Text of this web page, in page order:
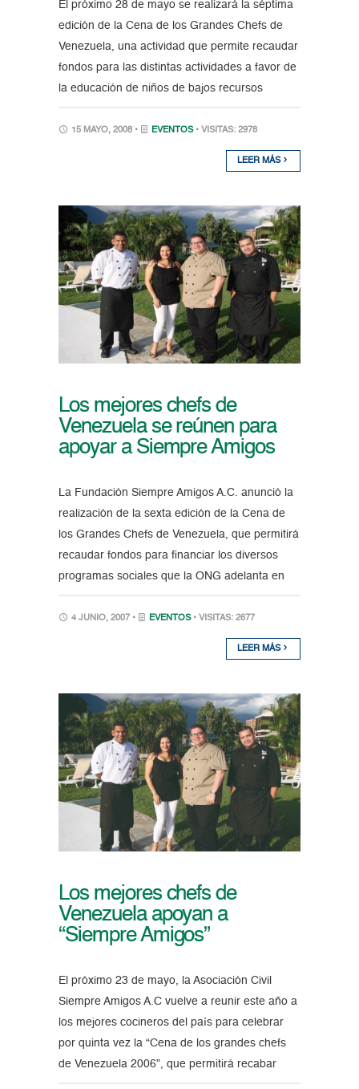
El próximo 28 de mayo se realizará la séptima
edición de la Cena de los Grandes Chefs de
Venezuela, una actividad que permite recaudar
fondos para las distintas actividades a favor de
la educación de niños de bajos recursos
15 MAYO, 2008 • EVENTOS • VISITAS: 2978
LEER MÁS
Los mejores chefs de
Venezuela se reúnen para
apoyar a Siempre Amigos
La Fundación Siempre Amigos A.C. anunció la
realización de la sexta edición de la Cena de
los Grandes Chefs de Venezuela, que permitirá
recaudar fondos para financiar los diversos
programas sociales que la ONG adelanta en
4 JUNIO, 2007 • EVENTOS • VISITAS: 2677
LEER MÁS
Los mejores chefs de
Venezuela apoyan a
“Siempre Amigos”
El próximo 23 de mayo, la Asociación Civil
Siempre Amigos A.C vuelve a reunir este año a
los mejores cocineros del país para celebrar
por quinta vez la “Cena de los grandes chefs
de Venezuela 2006”, que permitirá recabar